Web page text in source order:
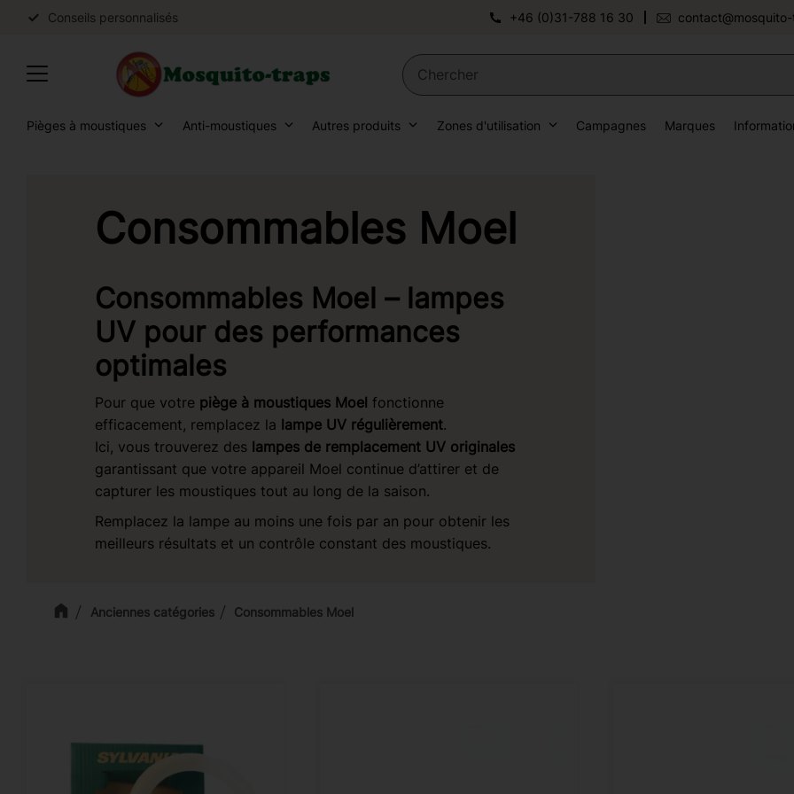
Conseils personnalisés +46 (0)31-788 16 30
Pièges à moustiques Anti-moustiques Autres produits Zones d'utilisation Campagnes Marques
Anciennes catégories Consommables Moel
Consommables Moel
Consommables Moel – lampes
UV pour des performances
optimales
Pour que votre piège à moustiques Moel fonctionne
efficacement, remplacez la lampe UV régulièrement.
Ici, vous trouverez des lampes de remplacement UV originales
garantissant que votre appareil Moel continue d’attirer et de
capturer les moustiques tout au long de la saison.
Remplacez la lampe au moins une fois par an pour obtenir les
meilleurs résultats et un contrôle constant des moustiques.